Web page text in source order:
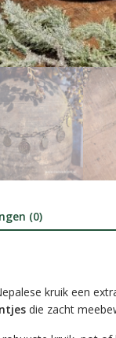
(0)
kruik een
die zacht